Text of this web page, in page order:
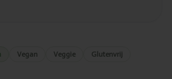
Vegan Veggie
Glutenvrij